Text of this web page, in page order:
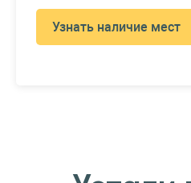
Узнать наличие мест